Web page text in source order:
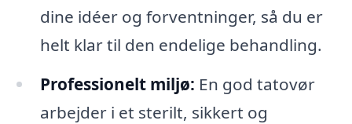
dine idéer og forventninger, så du er
helt klar til den endelige behandling.
Professionelt miljø: En god tatovør
arbejder i et sterilt, sikkert og